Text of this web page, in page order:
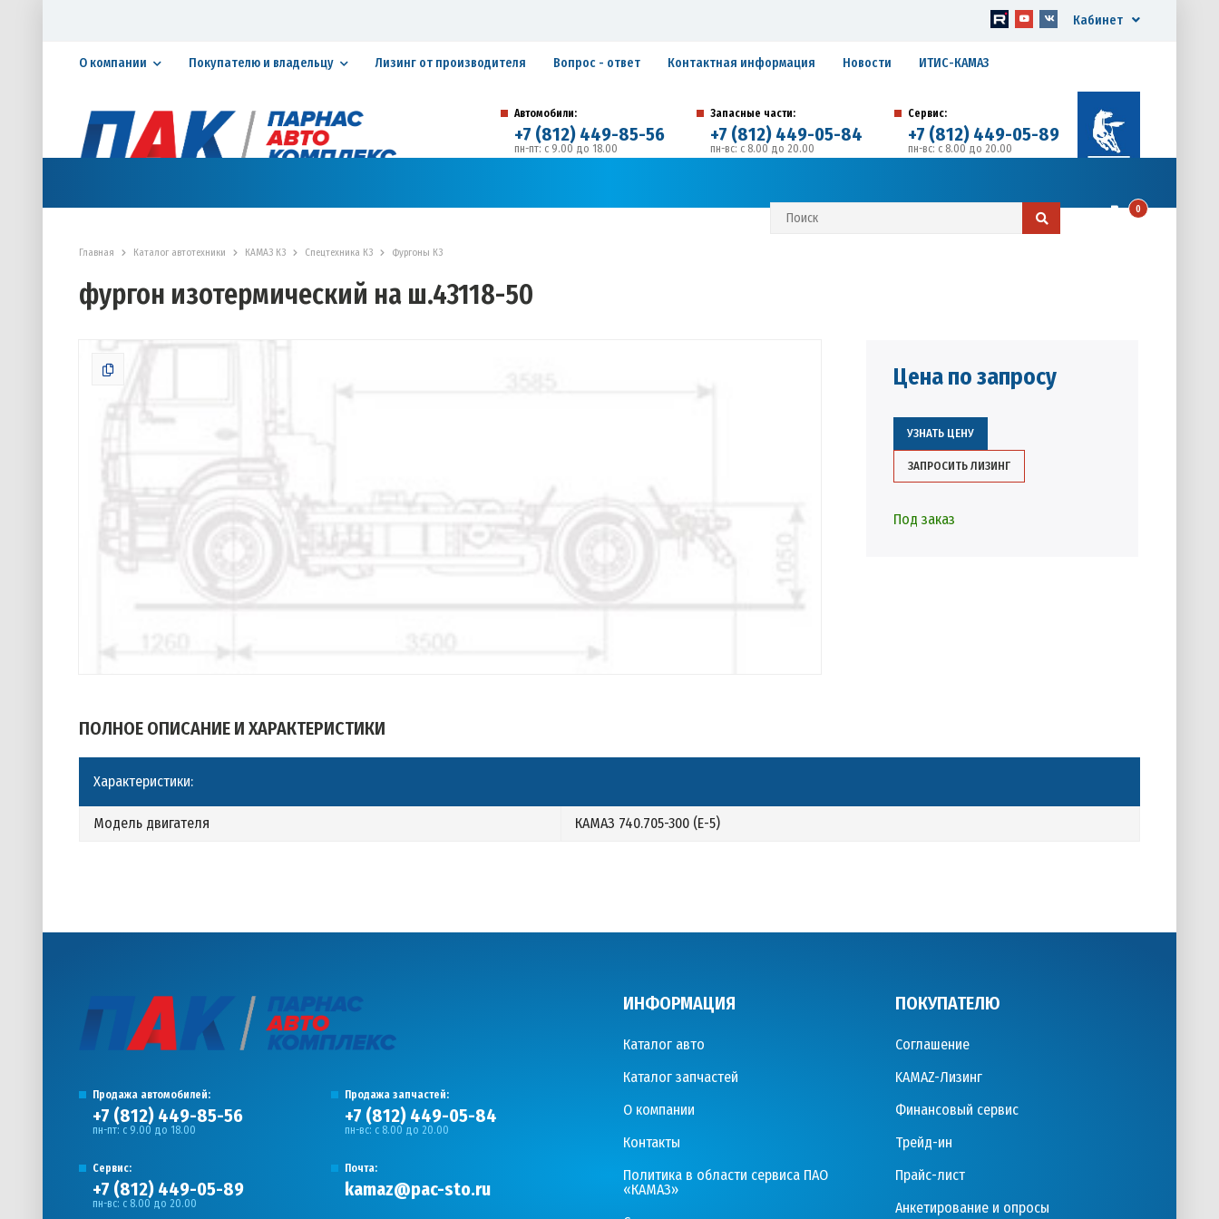
Кабинет
О компании Покупателю и владельцу Лизинг от производителя Вопрос - ответ Контактная информация Новости ИТИС-КАМАЗ
Автомобили:
+7 (812) 449-85-56
пн-пт: с 9.00 до 18.00
Запасные части:
+7 (812) 449-05-84
пн-вс: с 8.00 до 20.00
Сервис:
+7 (812) 449-05-89
пн-вс: с 8.00 до 20.00
0
Главная Каталог автотехники КАМАЗ К3 Спецтехника К3 Фургоны К3
фургон изотермический на ш.43118-50
Цена по запросу
УЗНАТЬ ЦЕНУ
ЗАПРОСИТЬ ЛИЗИНГ
Под заказ
ПОЛНОЕ ОПИСАНИЕ И ХАРАКТЕРИСТИКИ
Характеристики:
Модель двигателя КАМАЗ 740.705-300 (Е-5)
Продажа автомобилей:
+7 (812) 449-85-56
пн-пт: с 9.00 до 18.00
Продажа запчастей:
+7 (812) 449-05-84
пн-вс: с 8.00 до 20.00
Сервис:
+7 (812) 449-05-89
пн-вс: с 8.00 до 20.00
Почта:
kamaz@pac-sto.ru
ИНФОРМАЦИЯ
Каталог авто
Каталог запчастей
О компании
Контакты
Политика в области сервиса ПАО
«КАМАЗ»
ПОКУПАТЕЛЮ
Соглашение
KAMAZ-Лизинг
Финансовый сервис
Трейд-ин
Прайс-лист
Анкетирование и опросы